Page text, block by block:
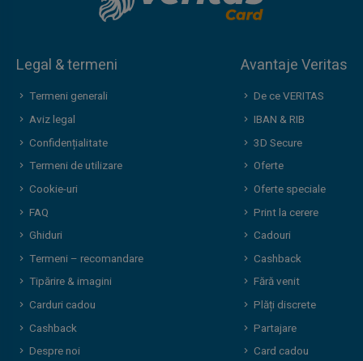
Legal & termeni
Termeni generali
Aviz legal
Confidențialitate
Termeni de utilizare
Cookie-uri
FAQ
Ghiduri
Termeni – recomandare
Tipărire & imagini
Carduri cadou
Cashback
Despre noi
Avantaje Veritas
De ce VERITAS
IBAN & RIB
3D Secure
Oferte
Oferte speciale
Print la cerere
Cadouri
Cashback
Fără venit
Plăți discrete
Partajare
Card cadou